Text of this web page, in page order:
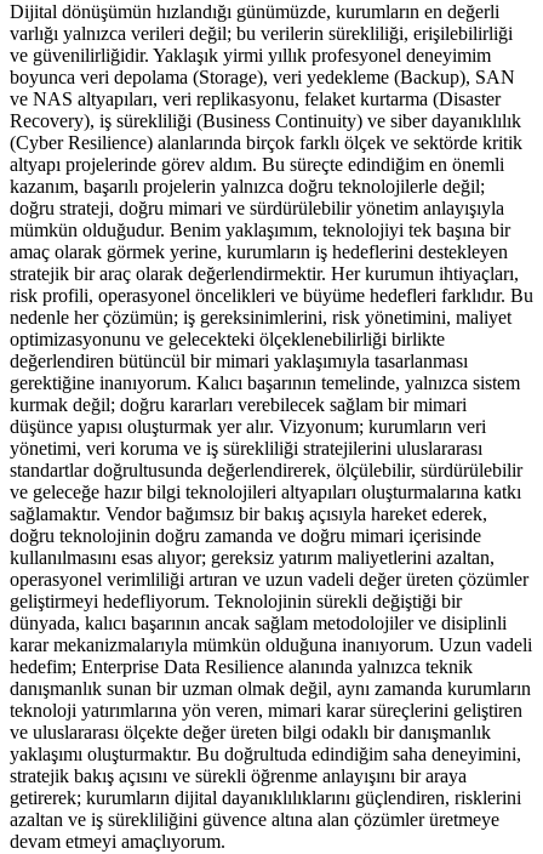
Dijital dönüşümün hızlandığı günümüzde, kurumların en değerli
varlığı yalnızca verileri değil; bu verilerin sürekliliği, erişilebilirliği
ve güvenilirliğidir. Yaklaşık yirmi yıllık profesyonel deneyimim
boyunca veri depolama (Storage), veri yedekleme (Backup), SAN
ve NAS altyapıları, veri replikasyonu, felaket kurtarma (Disaster
Recovery), iş sürekliliği (Business Continuity) ve siber dayanıklılık
(Cyber Resilience) alanlarında birçok farklı ölçek ve sektörde kritik
altyapı projelerinde görev aldım. Bu süreçte edindiğim en önemli
kazanım, başarılı projelerin yalnızca doğru teknolojilerle değil;
doğru strateji, doğru mimari ve sürdürülebilir yönetim anlayışıyla
mümkün olduğudur. Benim yaklaşımım, teknolojiyi tek başına bir
amaç olarak görmek yerine, kurumların iş hedeflerini destekleyen
stratejik bir araç olarak değerlendirmektir. Her kurumun ihtiyaçları,
risk profili, operasyonel öncelikleri ve büyüme hedefleri farklıdır. Bu
nedenle her çözümün; iş gereksinimlerini, risk yönetimini, maliyet
optimizasyonunu ve gelecekteki ölçeklenebilirliği birlikte
değerlendiren bütüncül bir mimari yaklaşımıyla tasarlanması
gerektiğine inanıyorum. Kalıcı başarının temelinde, yalnızca sistem
kurmak değil; doğru kararları verebilecek sağlam bir mimari
düşünce yapısı oluşturmak yer alır. Vizyonum; kurumların veri
yönetimi, veri koruma ve iş sürekliliği stratejilerini uluslararası
standartlar doğrultusunda değerlendirerek, ölçülebilir, sürdürülebilir
ve geleceğe hazır bilgi teknolojileri altyapıları oluşturmalarına katkı
sağlamaktır. Vendor bağımsız bir bakış açısıyla hareket ederek,
doğru teknolojinin doğru zamanda ve doğru mimari içerisinde
kullanılmasını esas alıyor; gereksiz yatırım maliyetlerini azaltan,
operasyonel verimliliği artıran ve uzun vadeli değer üreten çözümler
geliştirmeyi hedefliyorum. Teknolojinin sürekli değiştiği bir
dünyada, kalıcı başarının ancak sağlam metodolojiler ve disiplinli
karar mekanizmalarıyla mümkün olduğuna inanıyorum. Uzun vadeli
hedefim; Enterprise Data Resilience alanında yalnızca teknik
danışmanlık sunan bir uzman olmak değil, aynı zamanda kurumların
teknoloji yatırımlarına yön veren, mimari karar süreçlerini geliştiren
ve uluslararası ölçekte değer üreten bilgi odaklı bir danışmanlık
yaklaşımı oluşturmaktır. Bu doğrultuda edindiğim saha deneyimini,
stratejik bakış açısını ve sürekli öğrenme anlayışını bir araya
getirerek; kurumların dijital dayanıklılıklarını güçlendiren, risklerini
azaltan ve iş sürekliliğini güvence altına alan çözümler üretmeye
devam etmeyi amaçlıyorum.